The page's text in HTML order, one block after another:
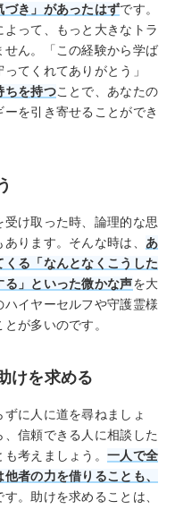
づき」があったはずです。
って、もっと大きなトラ
ん。「この経験から学ば
てくれてありがとう」
ちを持つことで、あなたの
を引き寄せることができ
け取った時、論理的な思
ります。そんな時は、 あ
る「なんとなくこうした
る」といった微かな声を大
イヤーセルフや守護霊様
が多いのです。
けを求める
に人に道を尋ねましょ
信頼できる人に相談した
考えましょう。 一人で全
者の力を借りることも、
す。助けを求めることは、